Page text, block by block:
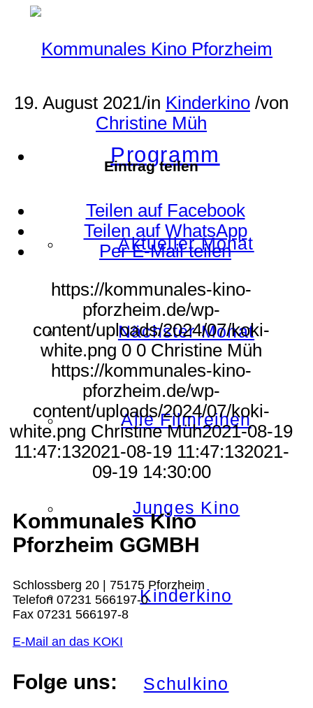
Programm
Aktueller Monat
Nächster Monat
Alle Filmreihen
Junges Kino
Kinderkino
Schulkino
19. August 2021/in Kinderkino /von
Christine Müh
Eintrag teilen
Teilen auf Facebook
Teilen auf WhatsApp
Per E-Mail teilen
https://kommunales-kino-
pforzheim.de/wp-
content/uploads/2024/07/koki-
white.png 0 0 Christine Müh
https://kommunales-kino-
pforzheim.de/wp-
content/uploads/2024/07/koki-
white.png Christine Müh2021-08-19
11:47:132021-08-19 11:47:132021-
09-19 14:30:00
Kommunales Kino
Pforzheim GGMBH
Schlossberg 20 | 75175 Pforzheim
Telefon 07231 566197-0
Fax 07231 566197-8
E-Mail an das KOKI
Folge uns: